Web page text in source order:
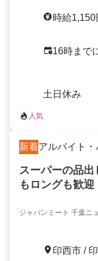
時給1,150
16時まで
土日休み
人気
新着アルバイト・
スーパーの品
もロングも歓迎
ジャパンミート 千葉ニ
印西市 /